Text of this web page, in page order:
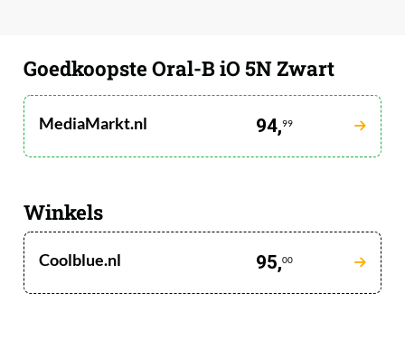
Goedkoopste Oral-B iO 5N Zwart
MediaMarkt.nl 94,99
Winkels
Coolblue.nl 95,00